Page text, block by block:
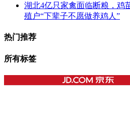
湖北4亿只家禽面临断粮，鸡
殖户“下辈子不愿做养鸡人”
热门推荐
所有标签